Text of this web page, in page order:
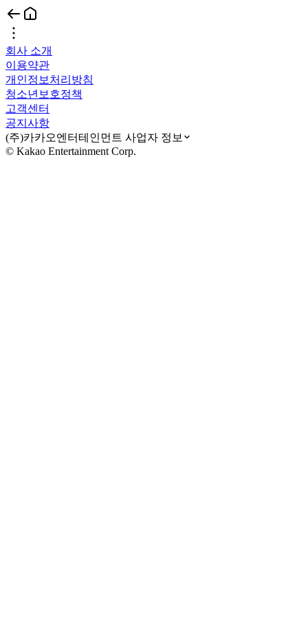
회사 소개
이용약관
개인정보처리방침
청소년보호정책
고객센터
공지사항
(주)카카오엔터테인먼트 사업자 정보
© Kakao Entertainment Corp.